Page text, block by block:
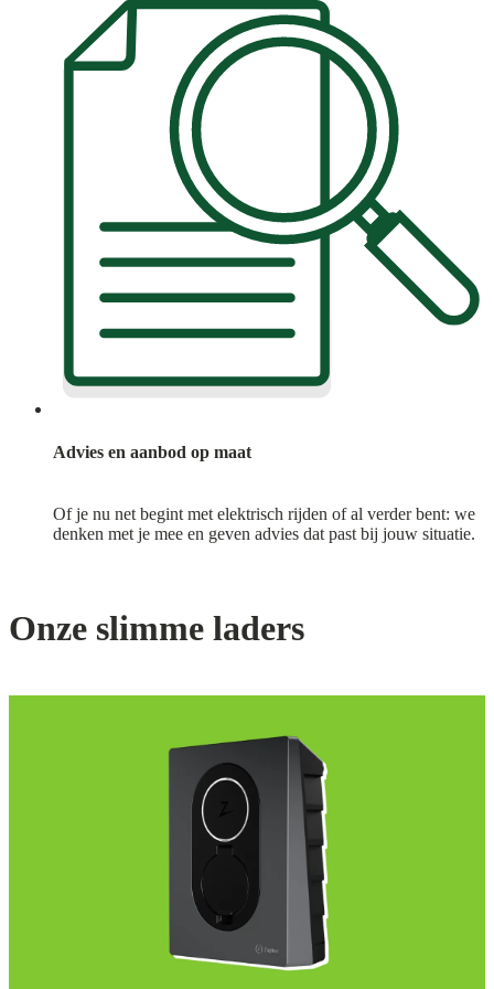
Advies en aanbod op maat
Of je nu net begint met elektrisch rijden of al verder bent: we
denken met je mee en geven advies dat past bij jouw situatie.
Onze slimme laders